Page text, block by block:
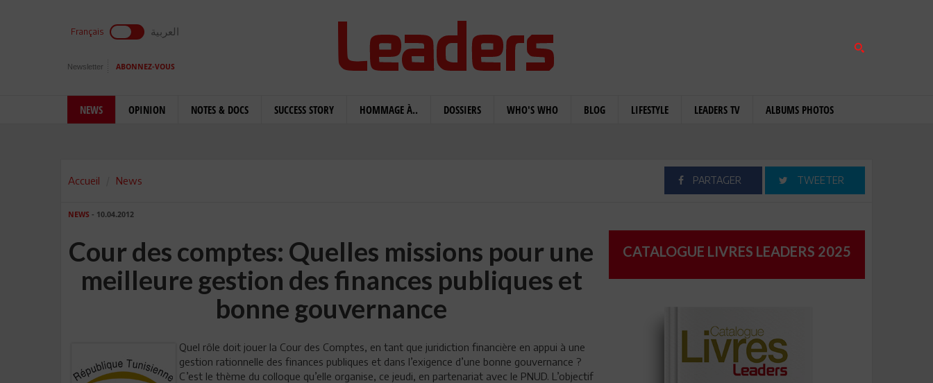
Français العربية
Newsletter ABONNEZ-VOUS
NEWS OPINION NOTES & DOCS SUCCESS STORY HOMMAGE À.. DOSSIERS WHO'S WHO BLOG LIFESTYLE LEADERS TV ALBUMS PHOTOS
Accueil News PARTAGER TWEETER
NEWS - 10.04.2012
Cour des comptes: Quelles missions pour une
meilleure gestion des finances publiques et
bonne gouvernance
Quel rôle doit jouer la Cour des Comptes, en tant que juridiction financière en appui à une
gestion rationnelle des finances publiques et dans l’exigence d’une bonne gouvernance ?
C’est le thème du colloque qu’elle organise, ce jeudi, en partenariat avec le PNUD. L’objectif
CATALOGUE LIVRES LEADERS 2025